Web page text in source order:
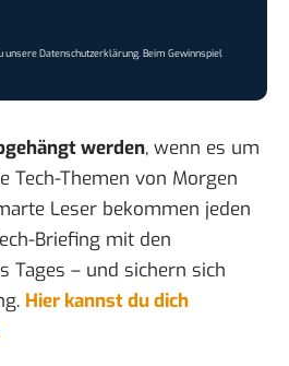
unsereDatenschutzerklärung. Beim Gewinnspiel
werden, wenn es um
Tech-Themen von Morgen
Leser bekommen jeden
Briefing mit den
Tages – und sichern sich
Hier kannst du dich